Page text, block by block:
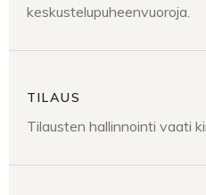
keskustelupuheenvuoroja.
TILAUS
Tilausten hallinnointi vaati